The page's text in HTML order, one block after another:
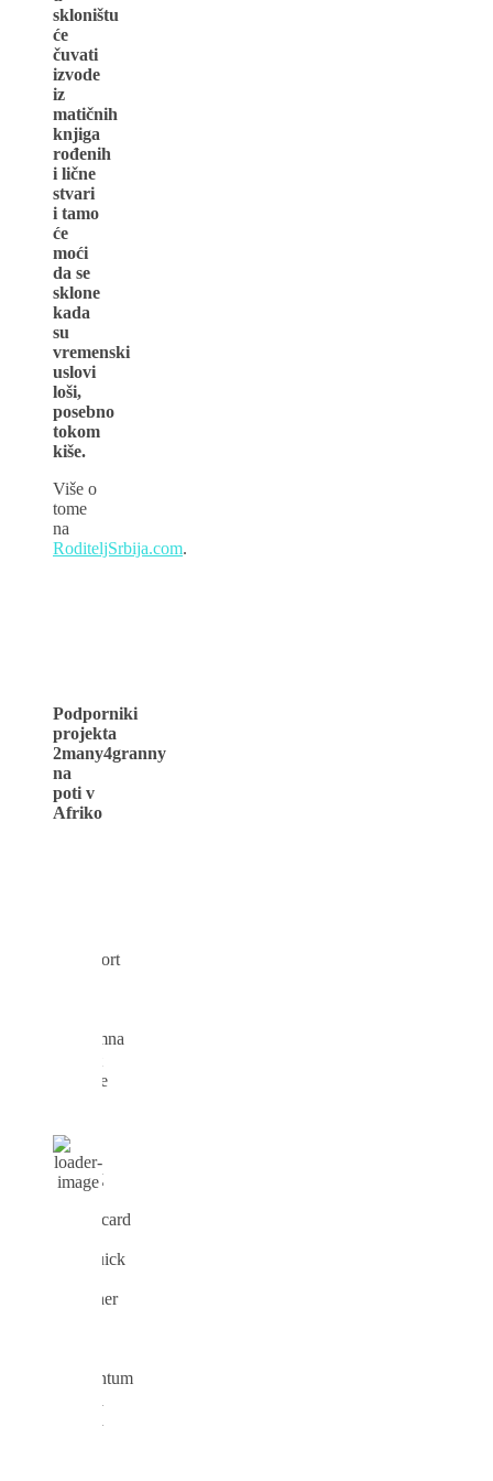
skloništu
će
čuvati
izvode
iz
matičnih
knjiga
rođenih
i lične
stvari
i tamo
će
moći
da se
sklone
kada
su
vremenski
uslovi
loši,
posebno
tokom
kiše.
Više o
tome
na
RoditeljSrbija.com.
Podporniki
projekta
2many4granny
na
poti v
Afriko